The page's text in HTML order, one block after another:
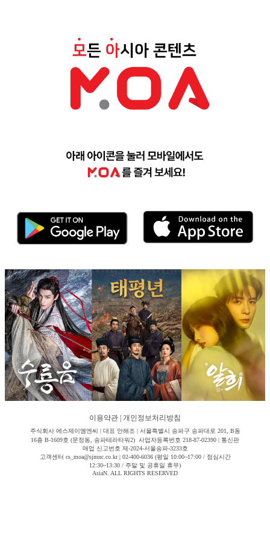
이용약관 개인정보처리방침
주식회사 에스제이엠엔씨 | 대표 안해조 | 서울특별시 송파구 송파대로 201, B동
16층 B-1609호 (문정동, 송파테라타워2) 사업자등록번호 218-87-02390 | 통신판
매업 신고번호 제-2024-서울송파-3233호
고객센터 cs_moa@sjmnc.co.kr | 02-400-6036 (평일 10:00~17:00 / 점심시간
12:30~13:30 / 주말 및 공휴일 휴무)
AsiaN. ALL RIGHTS RESERVED